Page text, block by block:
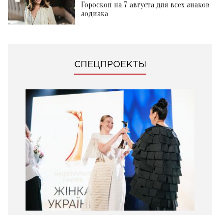
Гороскоп на 7 августа для всех знаков
зодиака
СПЕЦПРОЕКТЫ